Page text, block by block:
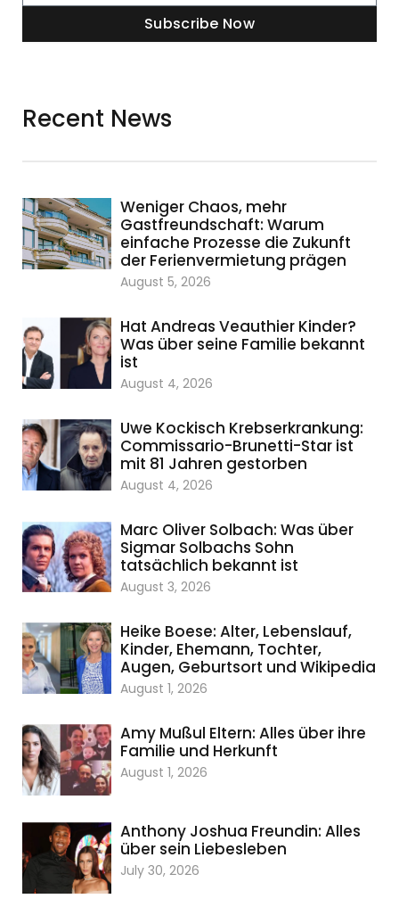
Subscribe Now
Recent News
Weniger Chaos, mehr
Gastfreundschaft: Warum
einfache Prozesse die Zukunft
der Ferienvermietung prägen
August 5, 2026
Hat Andreas Veauthier Kinder?
Was über seine Familie bekannt
ist
August 4, 2026
Uwe Kockisch Krebserkrankung:
Commissario-Brunetti-Star ist
mit 81 Jahren gestorben
August 4, 2026
Marc Oliver Solbach: Was über
Sigmar Solbachs Sohn
tatsächlich bekannt ist
August 3, 2026
Heike Boese: Alter, Lebenslauf,
Kinder, Ehemann, Tochter,
Augen, Geburtsort und Wikipedia
August 1, 2026
Amy Mußul Eltern: Alles über ihre
Familie und Herkunft
August 1, 2026
Anthony Joshua Freundin: Alles
über sein Liebesleben
July 30, 2026